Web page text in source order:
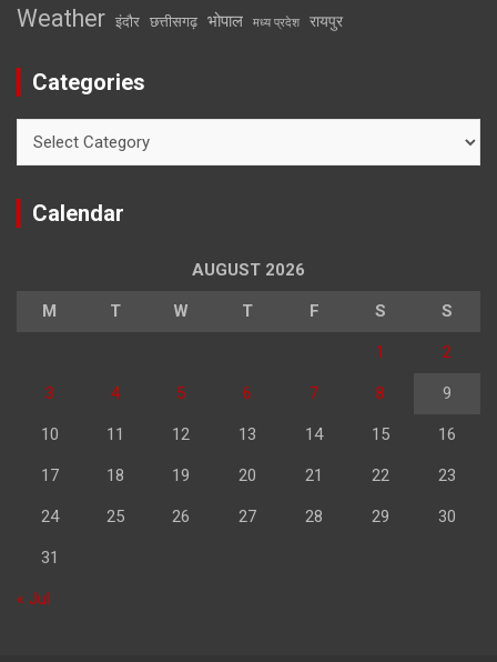
Weather इंदौर छत्तीसगढ़ भोपाल मध्य प्रदेश रायपुर
Categories
Calendar
AUGUST 2026
M T W T F S S
1 2
3 4 5 6 7 8 9
10 11 12 13 14 15 16
17 18 19 20 21 22 23
24 25 26 27 28 29 30
31
« Jul